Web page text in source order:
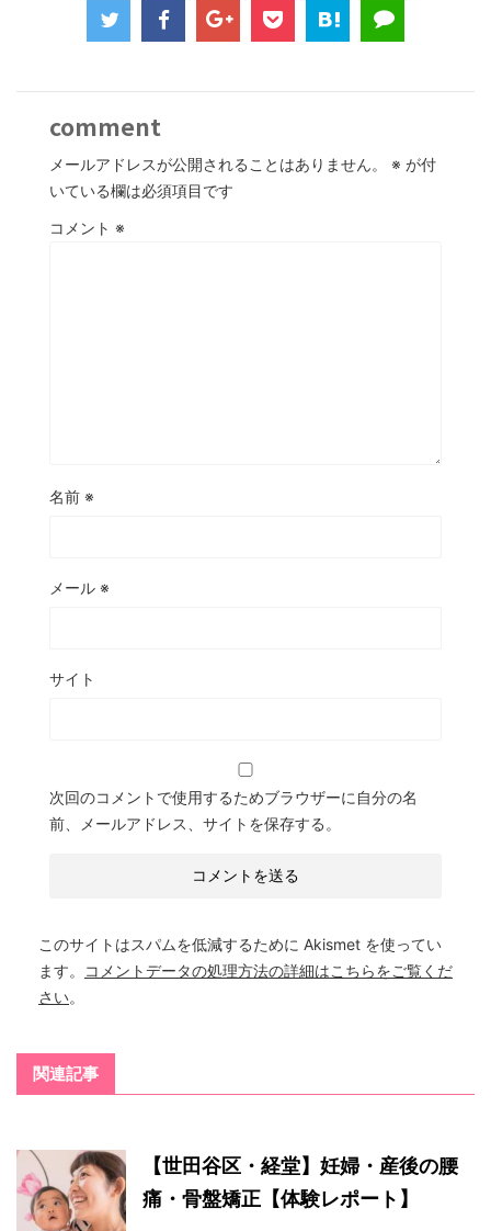
comment
メールアドレスが公開されることはありません。 ※ が付
いている欄は必須項目です
コメント ※
名前 ※
メール ※
サイト
次回のコメントで使用するためブラウザーに自分の名
前、メールアドレス、サイトを保存する。
このサイトはスパムを低減するために Akismet を使ってい
ます。
コメントデータの処理方法の詳細はこちらをご覧くだ
さい。
関連記事
【世田谷区・経堂】妊婦・産後の腰
痛・骨盤矯正【体験レポート】